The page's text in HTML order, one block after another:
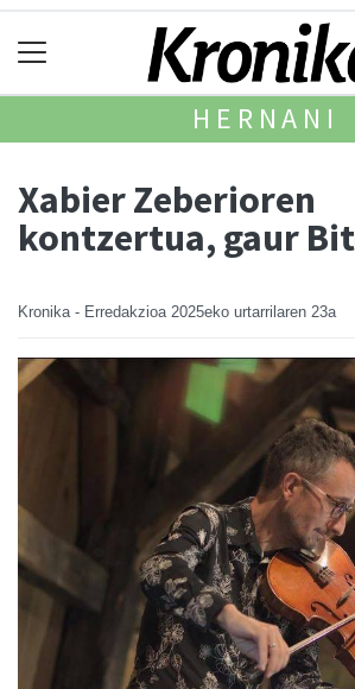
HERNANI
Xabier Zeberioren
kontzertua, gaur
Kronika - Erredakzioa 2025eko urtarrilaren 23a